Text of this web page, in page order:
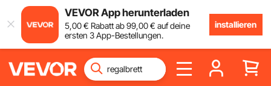
VEVOR App herunterladen
5,00€ Rabatt ab99,00€ auf deine
ersten 3 App-Bestellungen.
installieren